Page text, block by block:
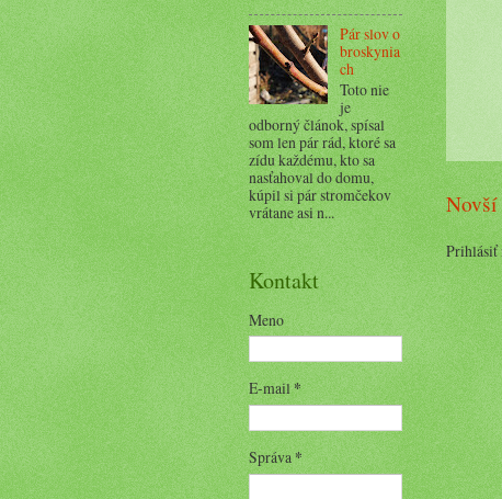
Novší
Prihlásiť
Pár slov o
broskynia
ch
Toto nie
je
odborný článok, spísal
som len pár rád, ktoré sa
zídu každému, kto sa
nasťahoval do domu,
kúpil si pár stromčekov
vrátane asi n...
Kontakt
Meno
E-mail*
Správa*